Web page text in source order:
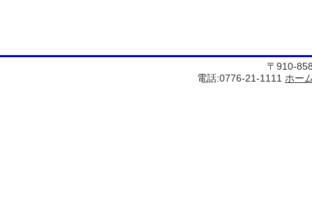
〒910-
電話:0776-21-1111 ホー